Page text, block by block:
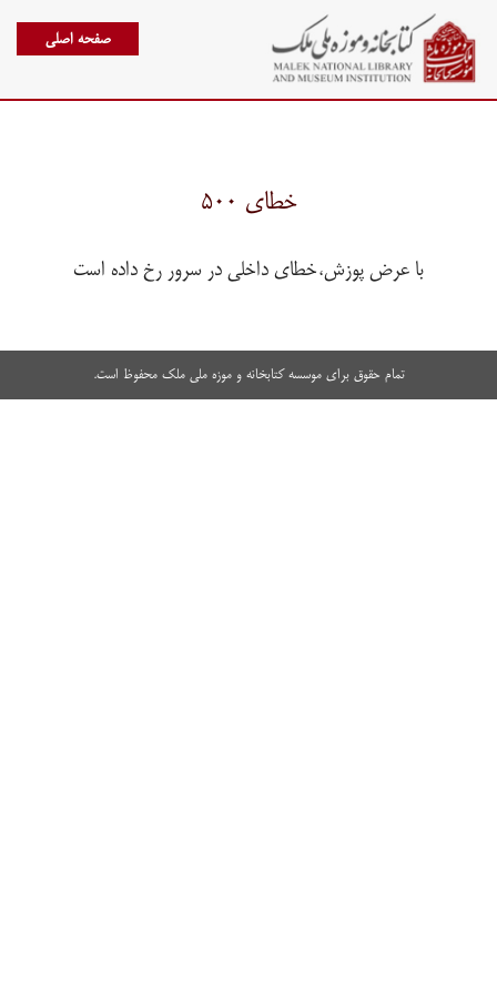
صفحه اصلی
خطای ۵۰۰
با عرض پوزش،خطای داخلی در سرور رخ داده است
تمام حقوق برای موسسه کتابخانه و موزه ملی ملک محفوظ است.